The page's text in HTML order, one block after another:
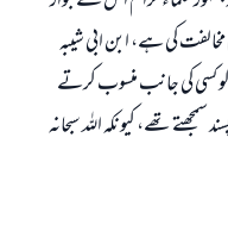
كى ہے، ابن ابى شيبہ
كسى كى جانب منسوب كرتے
تھے، كيونكہ اللہ سبحانہ
لیے ہماری مدد کریں
فرمان ہے:
کے برابر اجر ملتا ہے۔